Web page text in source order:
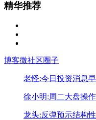
精华推荐
博客微社区圈子
老怪:今日投资消息
徐小明:周二大盘操
龙头:反弹预示结构